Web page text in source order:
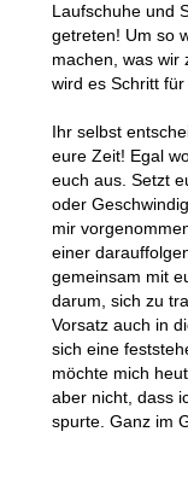
Laufschuhe und
getreten! Um so
machen, was wir
wird es Schritt
Ihr selbst
eure Zeit! Egal
euch aus. Setzt
oder
mir
einer
gemeinsam mit
darum, sich zu
Vorsatz auch in
sich eine
möchte mich
aber nicht, dass
spurte. Ganz im